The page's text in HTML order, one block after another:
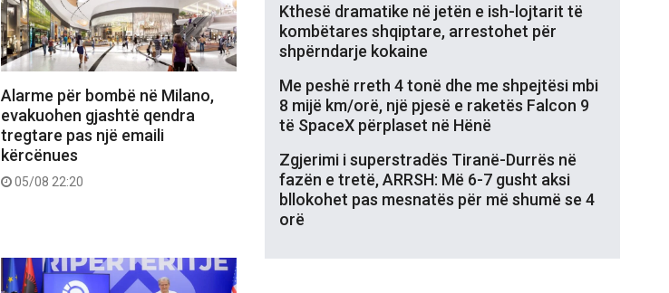
Alarme për bombë në Milano,
evakuohen gjashtë qendra
tregtare pas një emaili
kërcënues
05/08 22:20
Kthesë dramatike në jetën e ish-lojtarit të
kombëtares shqiptare, arrestohet për
shpërndarje kokaine
Me peshë rreth 4 tonë dhe me shpejtësi mbi
8 mijë km/orë, një pjesë e raketës Falcon 9
të SpaceX përplaset në Hënë
Zgjerimi i superstradës Tiranë-Durrës në
fazën e tretë, ARRSH: Më 6-7 gusht aksi
bllokohet pas mesnatës për më shumë se 4
orë